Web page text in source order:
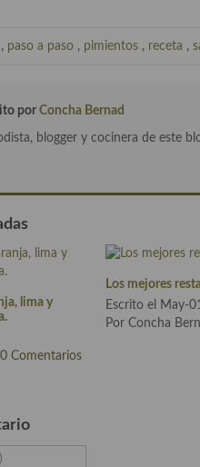
, paso a paso , pimientos , receta ,
por Concha Bernad
blogger y cocinera de este
lima y
0 Comentarios
Los mejores
Escrito el May-
Por Concha